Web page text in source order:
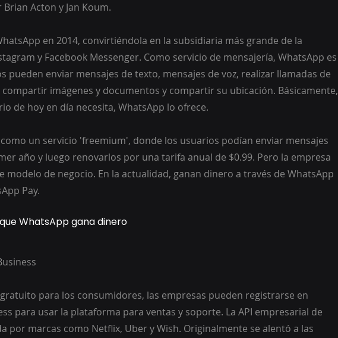
Acton y Jan Koum.
en 2014, convirtiéndola en la subsidiaria más grande de la
y Facebook Messenger. Como servicio de mensajería, WhatsApp es
pueden enviar mensajes de texto, mensajes de voz, realizar llamadas de
compartir imágenes y documentos y compartir su ubicación. Básicamente,
de hoy en día necesita, WhatsApp lo ofrece.
un servicio 'freemium', donde los usuarios podían enviar mensajes
año y luego renovarlos por una tarifa anual de $0.99. Pero la empresa
modelo de negocio. En la actualidad, ganan dinero a través de WhatsApp
Pay.
WhatsApp gana dinero
para los consumidores, las empresas pueden registrarse en
para usar la plataforma para ventas y soporte. La API empresarial de
por marcas como Netflix, Uber y Wish. Originalmente se alentó a las